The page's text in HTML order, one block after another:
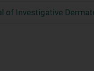
of Investigative